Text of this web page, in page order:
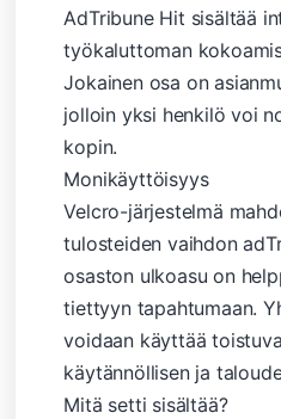
AdTribune Hit sisältää
työkaluttoman
Jokainen osa on
jolloin yksi henkilö voi
kopin.
Monikäyttöisyys
Velcro-järjestelmä
tulosteiden vaihdon
osaston ulkoasu on
tiettyyn tapahtumaan.
voidaan käyttää
käytännöllisen ja
Mitä setti sisältää?